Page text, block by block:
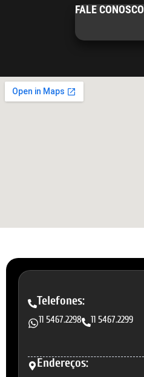
FALE CONOSCO
Telefones:
11 5467.2298 11 5467.2299
Endereços: